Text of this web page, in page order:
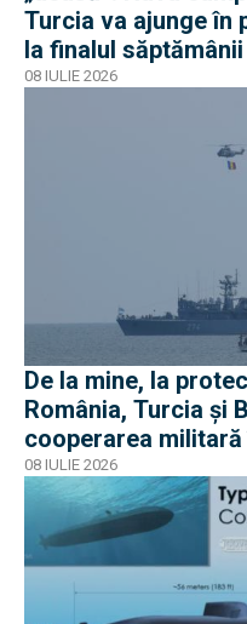
Turcia va ajunge în
la finalul săptămânii
08 IULIE 2026
De la mine, la
România, Turcia și
cooperarea
08 IULIE 2026